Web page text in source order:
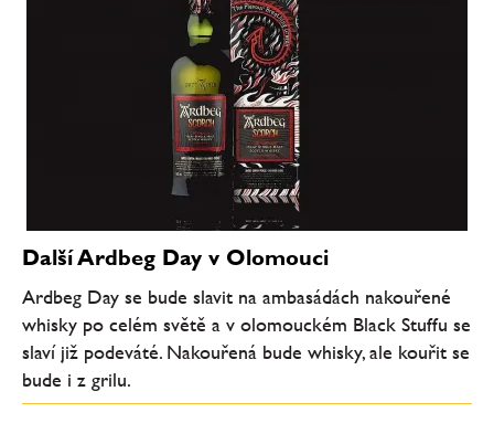
Další Ardbeg Day v Olomouci
Ardbeg Day se bude slavit na ambasádách nakouřené
whisky po celém světě a v olomouckém Black Stuffu se
slaví již podeváté. Nakouřená bude whisky, ale kouřit se
bude i z grilu.